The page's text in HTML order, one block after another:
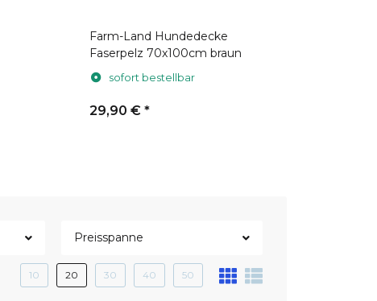
Farm-Land Hundedecke
Faserpelz 70x100cm braun
sofort bestellbar
29,90 € *
Preisspanne
10 20 30 40 50